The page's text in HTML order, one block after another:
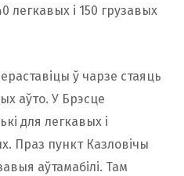
легкавых і 150 грузавых
ў чарзе стаяць
аўто. У Брэсце
для легкавых і
Праз пункт Казловічы
аўтамабілі. Там